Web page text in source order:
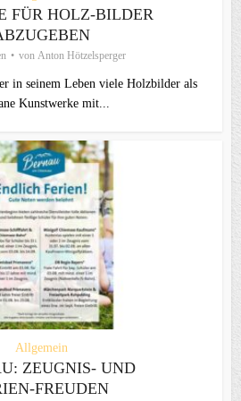
FÜR HOLZ-BILDER
von Anton Hötzelsperger
in seinem Leben viele Holzbilder als
Kunstwerke mit...
Allgemein
ZEUGNIS- UND
FREUDEN